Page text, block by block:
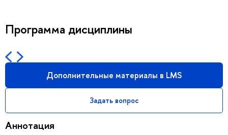
Программа дисциплины
Дополнительные материалы в LMS
Задать вопрос
Аннотация